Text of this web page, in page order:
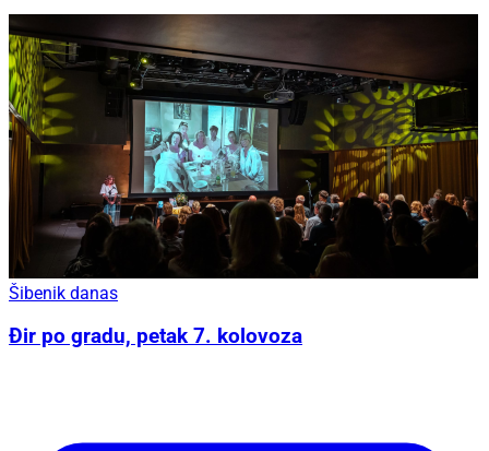
Šibenik danas
Đir po gradu, petak 7. kolovoza